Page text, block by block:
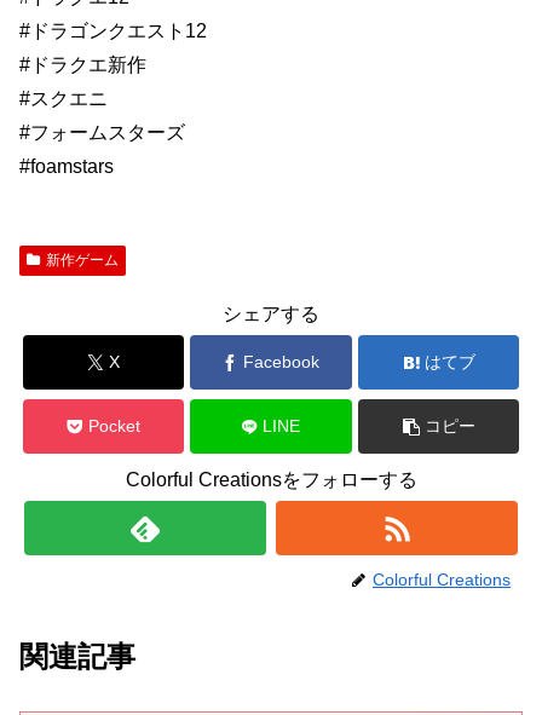
#ドラゴンクエスト12
#ドラクエ新作
#スクエニ
#フォームスターズ
#foamstars
新作ゲーム
シェアする
X Facebook はてブ
Pocket LINE コピー
Colorful Creationsをフォローする
Colorful Creations
関連記事